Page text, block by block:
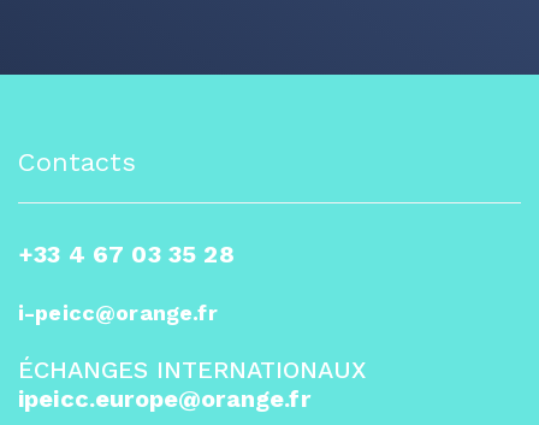
Contacts
+33 4 67 03 35 28
i-peicc@orange.fr
ÉCHANGES INTERNATIONAUX
ipeicc.europe@orange.fr